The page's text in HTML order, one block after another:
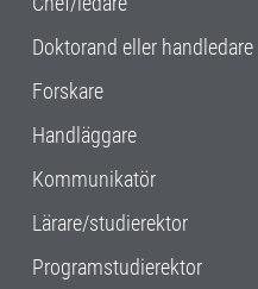
Doktorand eller handledare
Forskare
Handläggare
Kommunikatör
Lärare/studierektor
Programstudierektor